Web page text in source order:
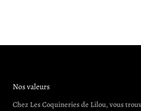
Nos valeurs
Chez Les Coquineries de Lilou, vous